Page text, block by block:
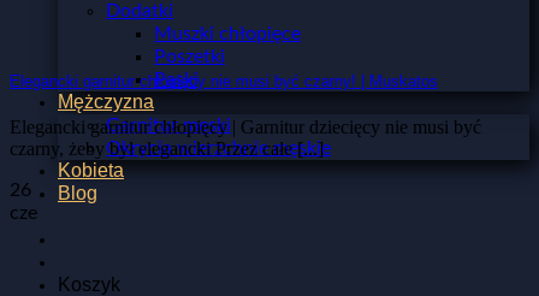
Dodatki
Muszki chłopięce
Poszetki
Paski
Mężczyzna
Garnitur męski
Okrycia wierzchnie męskie
Kobieta
Blog
Koszyk
Elegancki garnitur chłopięcy nie musi być czarny! | Muskatos
Elegancki garnitur chłopięcy | Garnitur dziecięcy nie musi być
czarny, żeby był elegancki Przez całe [...]
26
cze